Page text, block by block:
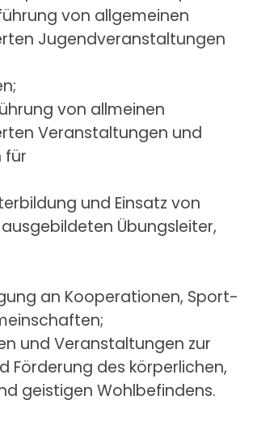
von allgemeinen
Jugendveranstaltungen
von allmeinen
Veranstaltungen und
für
und Einsatz von
Übungsleiter,
an Kooperationen, Sport-
und Veranstaltungen zur
Förderung des körperlichen,
geistigen Wohlbefindens.